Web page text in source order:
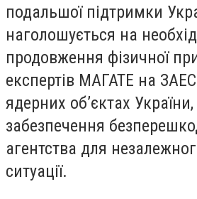
подальшої підтримки
наголошується на
продовження фізичної
експертів МАГАТЕ на
ядерних об’єктах
забезпечення
агентства для
ситуації.